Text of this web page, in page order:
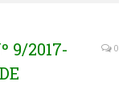
9/2017-
0